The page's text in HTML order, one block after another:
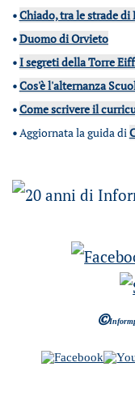
•Chiado, tra le strade di
•Duomo di Orvieto
•I segreti della Torre
•Cos'è l'alternanza
•Come scrivere il
•Aggiornata la guida di
©